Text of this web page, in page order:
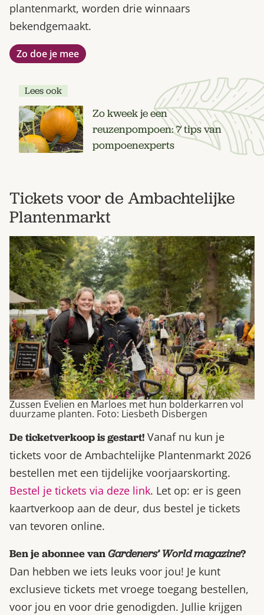
plantenmarkt, worden drie winnaars
bekendgemaakt.
Zo doe je mee
Lees ook
Zo kweek je een
reuzenpompoen: 7 tips van
pompoenexperts
Tickets voor de Ambachtelijke
Plantenmarkt
Zussen Evelien en Marloes met hun bolderkarren vol
duurzame planten. Foto: Liesbeth Disbergen
De ticketverkoop is gestart! Vanaf nu kun je
tickets voor de Ambachtelijke Plantenmarkt 2026
bestellen met een tijdelijke voorjaarskorting.
Bestel je tickets via deze link. Let op: er is geen
kaartverkoop aan de deur, dus bestel je tickets
van tevoren online.
Ben je abonnee van Gardeners’ World magazine?
Dan hebben we iets leuks voor jou! Je kunt
exclusieve tickets met vroege toegang bestellen,
voor jou en voor drie genodigden. Jullie krijgen